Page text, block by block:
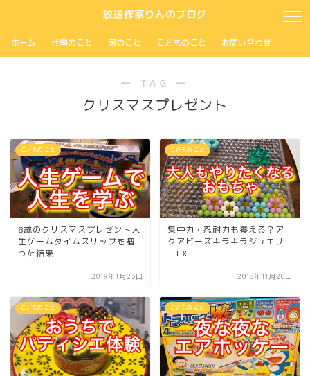
放送作家りんのブログ
ホーム 仕事のこと 家のこと こどものこと お問い合わせ
― TAG ―
クリスマスプレゼント
こどもの こと
8歳のクリスマスプレゼント人
生ゲームタイムスリップを贈
った結果
2019年1月23日
こどもの こと
集中力・忍耐力も養える？ア
クアビーズキラキラジュエリ
ーEX
2018年11月20日
こどもの こと こどもの こと